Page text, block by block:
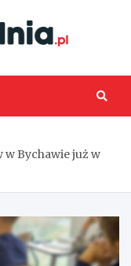
w Bychawie już w